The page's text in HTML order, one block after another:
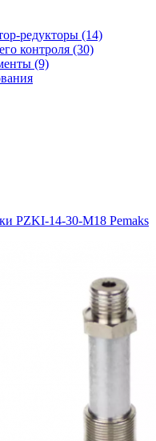
редукторы (14)
контроля (30)
(9)
PZKI-14-30-M18 Pemaks